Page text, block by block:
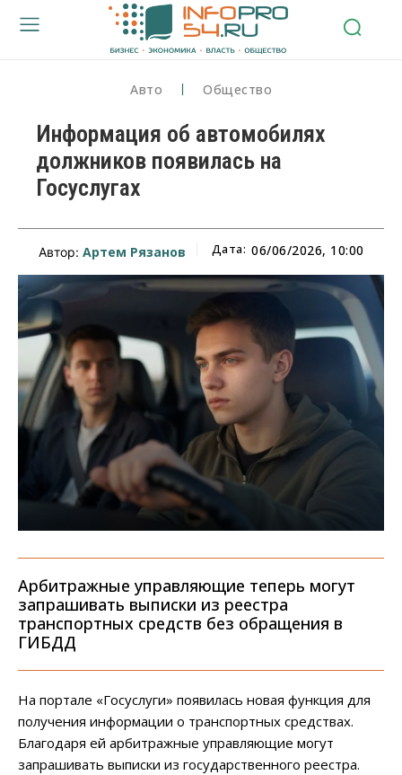
Авто Общество
Информация об автомобилях
должников появилась на
Госуслугах
Автор: Артем Рязанов Дата: 06/06/2026, 10:00
Арбитражные управляющие теперь могут
запрашивать выписки из реестра
транспортных средств без обращения в
ГИБДД
На портале «Госуслуги» появилась новая функция для
получения информации о транспортных средствах.
Благодаря ей арбитражные управляющие могут
запрашивать выписки из государственного реестра.